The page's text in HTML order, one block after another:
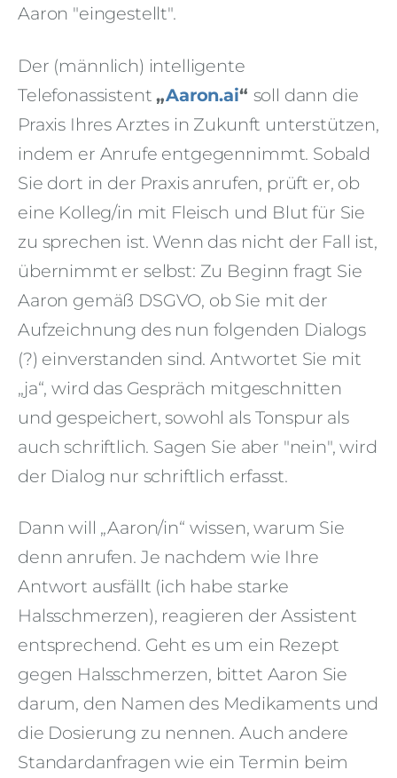
Aaron "eingestellt".
Der (männlich) intelligente
Telefonassistent„Aaron.ai“ soll dann die
Praxis Ihres Arztes in Zukunft unterstützen,
indem er Anrufe entgegennimmt. Sobald
Sie dort in der Praxis anrufen, prüft er, ob
eine Kolleg/in mit Fleisch und Blut für Sie
zu sprechen ist. Wenn das nicht der Fall ist,
übernimmt er selbst: Zu Beginn fragt Sie
Aaron gemäß DSGVO, ob Sie mit der
Aufzeichnung des nun folgenden Dialogs
(?) einverstanden sind. Antwortet Sie mit
„ja“, wird das Gespräch mitgeschnitten
und gespeichert, sowohl als Tonspur als
auch schriftlich. Sagen Sie aber "nein", wird
der Dialog nur schriftlich erfasst.
Dann will „Aaron/in“ wissen, warum Sie
denn anrufen. Je nachdem wie Ihre
Antwort ausfällt (ich habe starke
Halsschmerzen), reagieren der Assistent
entsprechend. Geht es um ein Rezept
gegen Halsschmerzen, bittet Aaron Sie
darum, den Namen des Medikaments und
die Dosierung zu nennen. Auch andere
Standardanfragen wie ein Termin beim